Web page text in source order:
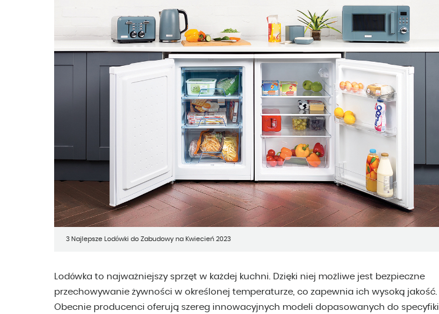
3 Najlepsze Lodówki do Zabudowy na Kwiecień 2023
Lodówka to najważniejszy sprzęt w każdej kuchni. Dzięki niej możliwe jest bezpieczne
przechowywanie żywności w określonej temperaturze, co zapewnia ich wysoką jakość.
Obecnie producenci oferują szereg innowacyjnych modeli dopasowanych do specyfiki